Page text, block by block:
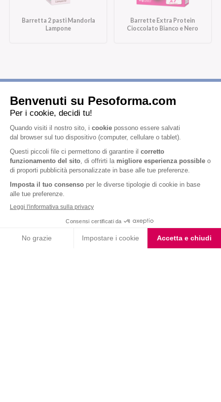
Barretta 2 pasti Mandorla
Lampone
Barrette Extra Protein
Cioccolato Bianco e Nero
Iscriviti alla newsletter
informativa privacy
, acconsento all'iscrizione alla newsletter
periodica di Nutrition et Santé
Nutrition & Sante' Italia Spa